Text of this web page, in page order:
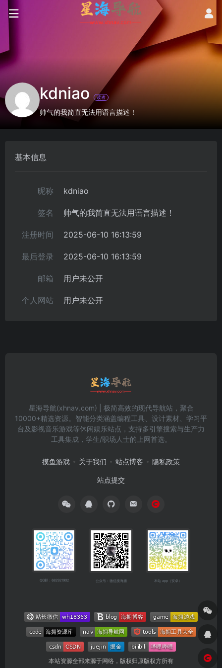
kdniao 读者
帅气的我简直无法用语言描述！
基本信息
昵称 kdniao
签名 帅气的我简直无法用语言描述！
注册时间 2025-06-10 16:13:59
最后登录 2025-06-10 16:13:59
邮箱 用户未公开
个人网站 用户未公开
星海导航(xhnav.com) | 极简高效的现代导航站，聚合
10000+精选资源。智能分类涵盖编程工具、设计素材、学习平
台及影视音乐游戏等休闲娱乐站点，支持多引擎搜索与生产力
工具集成，学生/职场人士的上网首选。
摸鱼游戏 关于我们 站点博客 隐私政策
站点提交
QQ群：682921902 公众号：微信搜海拥 本站 app（安卓）
本站资源全部来源于网络，版权归原版权方所有